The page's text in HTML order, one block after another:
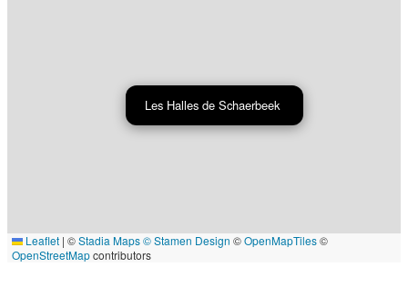
Les Halles de Schaerbeek
Leaflet | ©Stadia Maps© Stamen Design ©OpenMapTiles©
OpenStreetMapcontributors